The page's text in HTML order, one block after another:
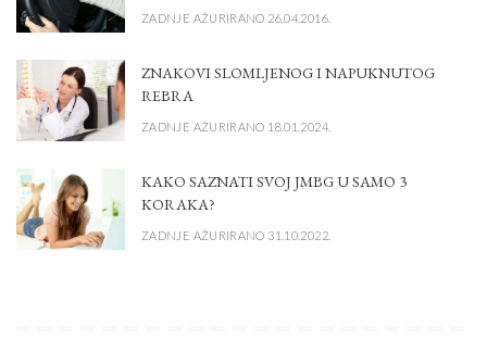
ZADNJE AŽURIRANO 26.04.2016.
ZNAKOVI SLOMLJENOG I NAPUKNUTOG
REBRA
ZADNJE AŽURIRANO 18.01.2024.
KAKO SAZNATI SVOJ JMBG U SAMO 3
KORAKA?
ZADNJE AŽURIRANO 31.10.2022.